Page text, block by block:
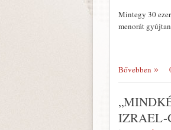
Mintegy 30
menorát
Bővebben
IZRAEL-